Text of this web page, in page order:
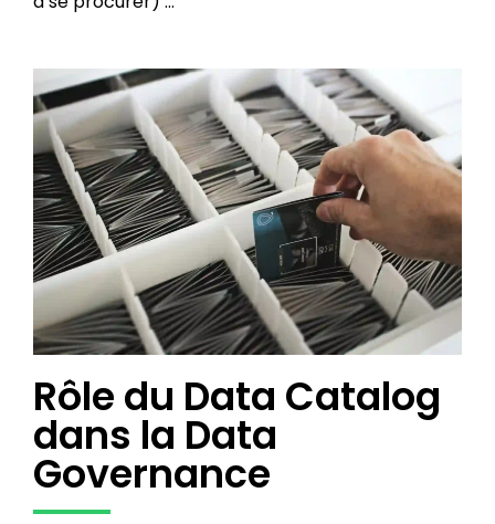
Rôle du Data Catalog
dans la Data
Governance